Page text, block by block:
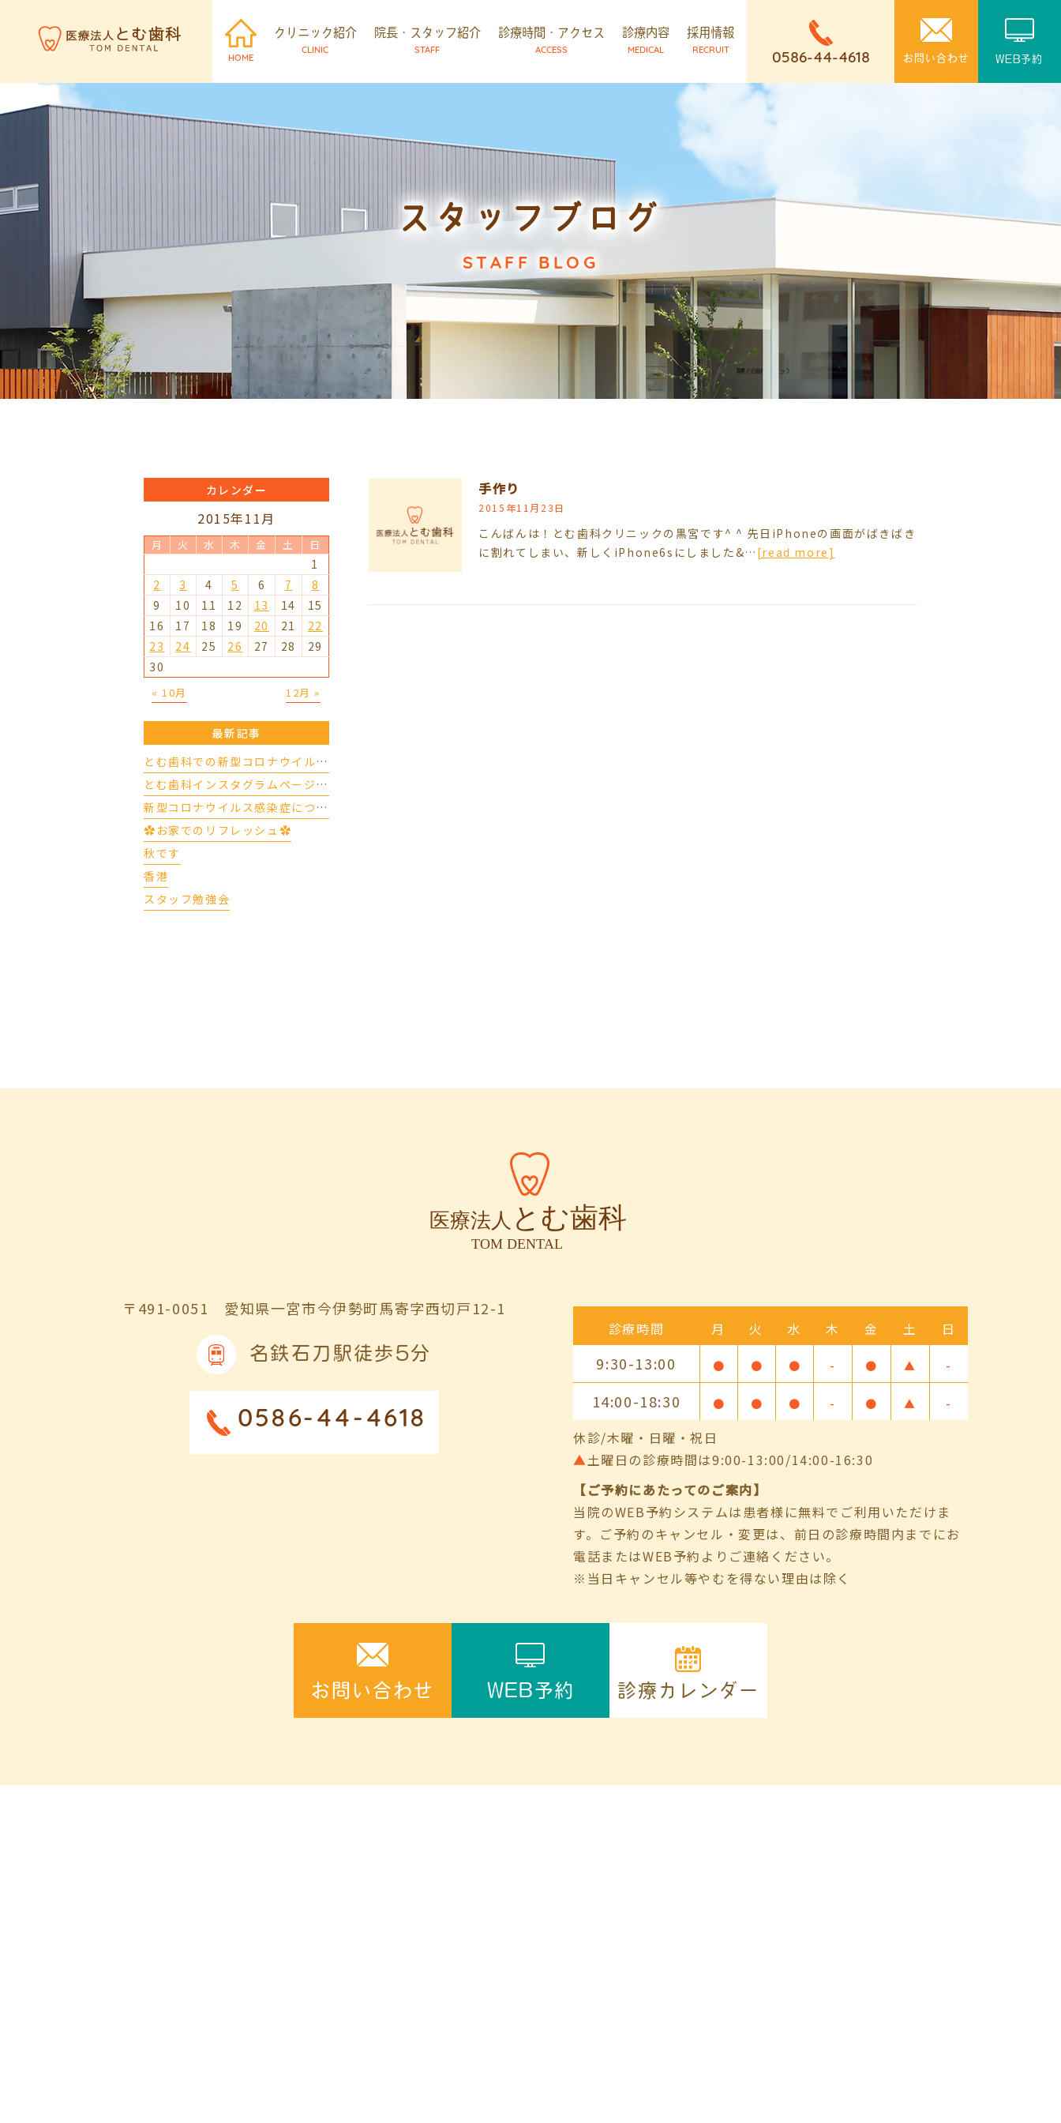
0586-44-4618 お問い合わせ WEB予約
HOME
クリニック紹介
CLINIC
院長・スタッフ紹介
STAFF
診療時間・アクセス
ACCESS
診療内容
MEDICAL
採用情報
RECRUIT
スタッフブログ
STAFF BLOG
手作り
2015年11月23日
こんばんは！とむ歯科クリニックの黒宮です^ ^ 先日iPhoneの画面がばきばき
に割れてしまい、新しくiPhone6sにしました&… [read more]
カレンダー
2015年11月
月 火 水 木 金 土 日
« 10月 12月 »
1
2
3 4 5 6 7
8
9
10 11 12 13 14
15
16
17 18 19 20 21
22
23
24 25 26 27 28
29
30
最新記事
とむ歯科での新型コロナウイルスの対応について（4/17更新）
とむ歯科インスタグラムページができました
新型コロナウイルス感染症について
✿お家でのリフレッシュ✿
秋です
香港
スタッフ勉強会
〒491-0051 愛知県一宮市今伊勢町馬寄字西切戸12-1
名鉄石刀駅徒歩5分
0586-44-4618
診療時間 月 火 水 木 金 土 日
9:30-13:00 ● ● ● - ● ▲ -
14:00-18:30 ● ● ● - ● ▲ -
休診/木曜・日曜・祝日
▲土曜日の診療時間は9:00-13:00/14:00-16:30
【ご予約にあたってのご案内】
当院のWEB予約システムは患者様に無料でご利用いただけま
す。ご予約のキャンセル・変更は、前日の診療時間内までにお
電話またはWEB予約よりご連絡ください。
※当日キャンセル等やむを得ない理由は除く
お問い合わせ WEB予約 診療カレンダー